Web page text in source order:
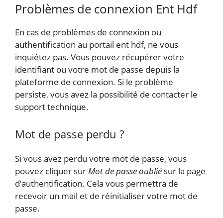
Problèmes de connexion Ent Hdf
En cas de problèmes de connexion ou
authentification au portail ent hdf, ne vous
inquiétez pas. Vous pouvez récupérer votre
identifiant ou votre mot de passe depuis la
plateforme de connexion. Si le problème
persiste, vous avez la possibilité de contacter le
support technique.
Mot de passe perdu ?
Si vous avez perdu votre mot de passe, vous
pouvez cliquer surMot de passe oubliésur la page
d’authentification. Cela vous permettra de
recevoir un mail et de réinitialiser votre mot de
passe.